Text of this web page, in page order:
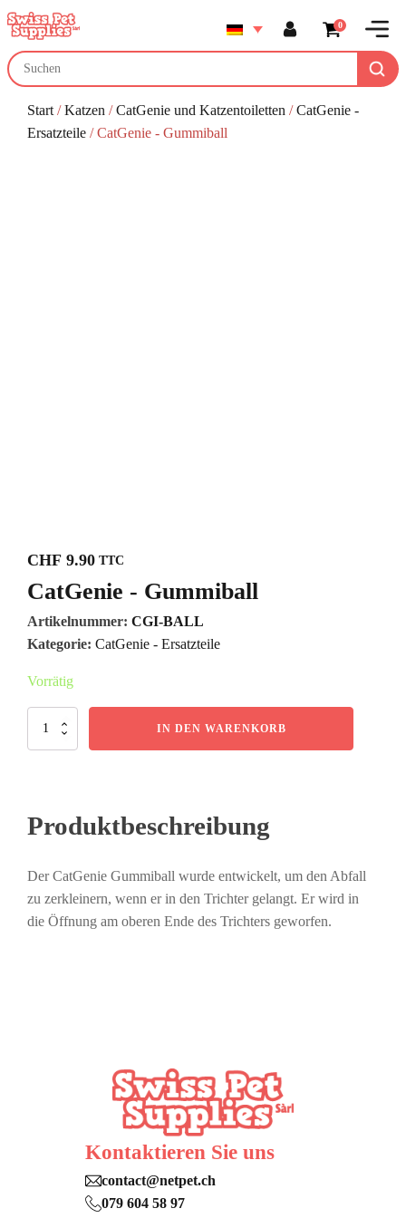
0
Start /Katzen /CatGenie und Katzentoiletten /CatGenie -
Ersatzteile / CatGenie - Gummiball
CHF 9.90 TTC
CatGenie - Gummiball
Artikelnummer: CGI-BALL
Kategorie: CatGenie - Ersatzteile
Vorrätig
CatGenie
IN DEN WARENKORB
Produktbeschreibung
Der CatGenie Gummiball wurde entwickelt, um den Abfall
zu zerkleinern, wenn er in den Trichter gelangt. Er wird in
die Öffnung am oberen Ende des Trichters geworfen.
Kontaktieren Sie uns
contact@netpet.ch
079 604 58 97